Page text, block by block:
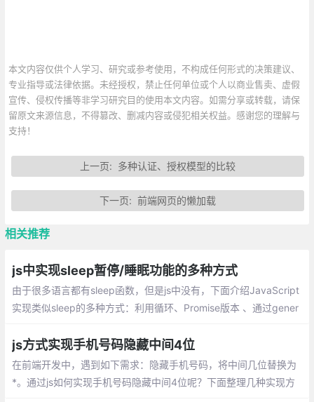
本文内容仅供个人学习、研究或参考使用，不构成任何形式的决策建议、
专业指导或法律依据。未经授权，禁止任何单位或个人以商业售卖、虚假
宣传、侵权传播等非学习研究目的使用本文内容。如需分享或转载，请保
留原文来源信息，不得篡改、删减内容或侵犯相关权益。感谢您的理解与
支持！
上一页: 多种认证、授权模型的比较
下一页: 前端网页的懒加载
相关推荐
js中实现sleep暂停/睡眠功能的多种方式
由于很多语言都有sleep函数，但是js中没有，下面介绍JavaScript
实现类似sleep的多种方式：利用循环、Promise版本 、通过gener
js方式实现手机号码隐藏中间4位
在前端开发中，遇到如下需求：隐藏手机号
码，将中间几位替换为*。通过js如何实现手